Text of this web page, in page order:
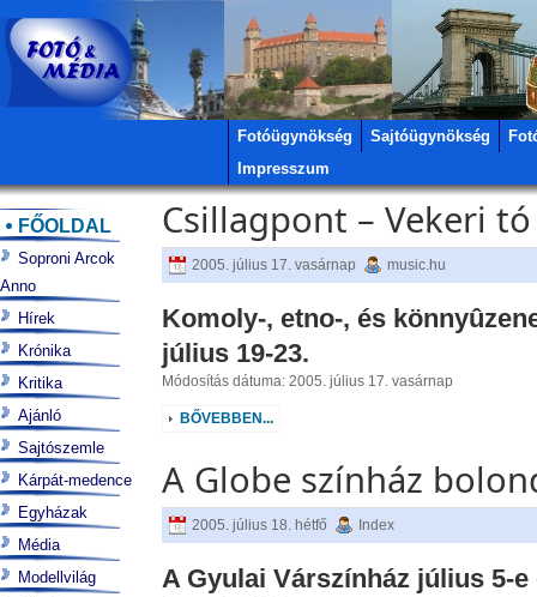
Fotóügynökség Sajtóügynökség
Impresszum
Csillagpont – Vekeri tó
2005. július 17. vasárnap music.hu
Komoly-, etno-, és
július 19-23.
Módosítás dátuma: 2005. július 17. vasárnap
BŐVEBBEN...
A Globe színház
2005. július 18. hétfő Index
A Gyulai Várszínház július 5-
FŐOLDAL
Soproni Arcok
Anno
Hírek
Krónika
Kritika
Ajánló
Sajtószemle
Kárpát-medence
Egyházak
Média
Modellvilág